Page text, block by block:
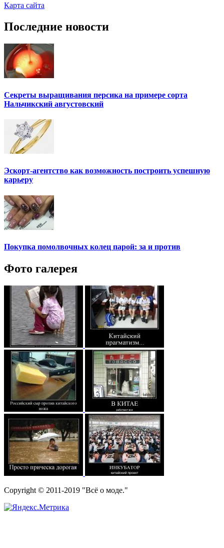
Карта сайта
Последние новости
Секреты выращивания персика на примере сорта
Нальчикский августовский
Эскорт-агентство как возможность построить успешную
карьеру
Покупка помолвочных колец парой: за и против
Фото галерея
Copyright © 2011-2019 "Всё о моде."